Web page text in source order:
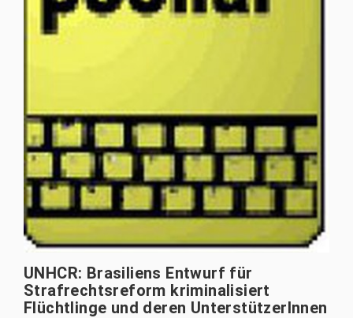
UNHCR: Brasiliens Entwurf für
Strafrechtsreform kriminalisiert
Flüchtlinge und deren UnterstützerInnen